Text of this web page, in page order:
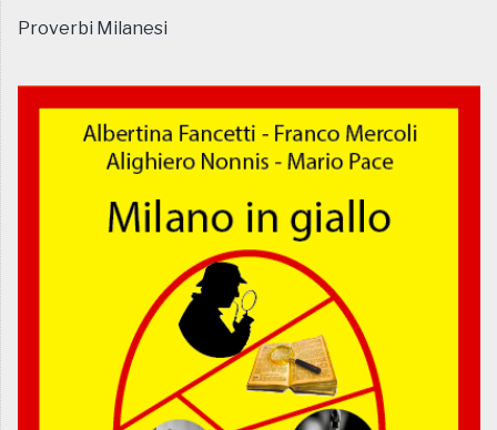
Proverbi Milanesi